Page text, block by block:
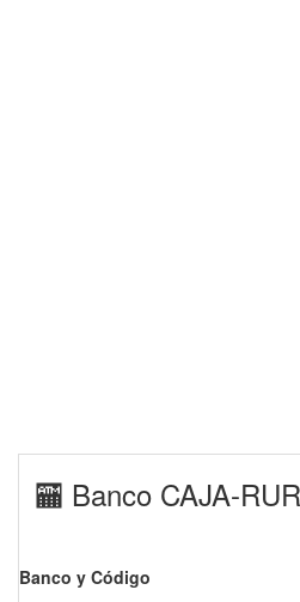
🏧 Banco CAJA-
Banco y Código